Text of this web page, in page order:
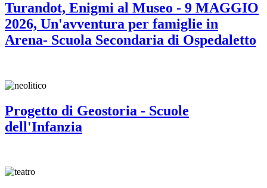
Turandot, Enigmi al Museo - 9 MAGGIO
2026, Un'avventura per famiglie in
Arena- Scuola Secondaria di Ospedaletto
Progetto di Geostoria - Scuole
dell'Infanzia